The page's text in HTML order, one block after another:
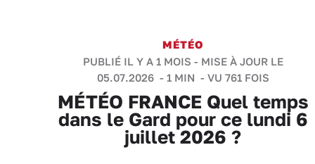
MÉTÉO
PUBLIÉ IL Y A 1 MOIS - MISE À JOUR LE
05.07.2026 - 1 MIN - VU 761 FOIS
MÉTÉO FRANCE Quel temps
dans le Gard pour ce lundi 6
juillet 2026 ?